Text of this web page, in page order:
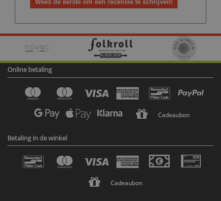
Wees de eerste om een recensie te schrijven!
Online betaling
Cadeaubon
Betaling in de winkel
Cadeaubon